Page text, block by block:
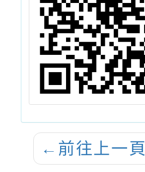
← 前往上一頁